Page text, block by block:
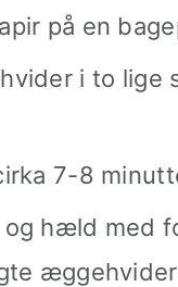
på en
i to lige
7-8
og hæld med